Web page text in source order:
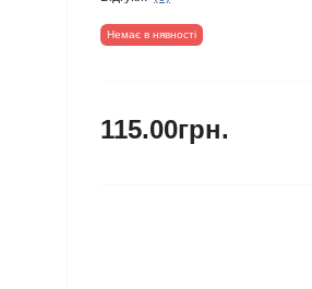
Немає в нявності
115.00грн.